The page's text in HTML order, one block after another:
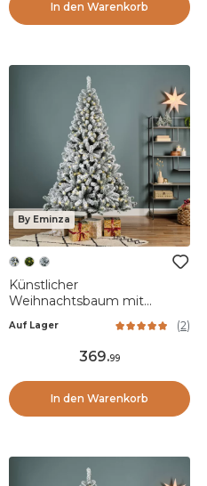
In den Warenkorb
By Eminza
Künstlicher
Weihnachtsbaum mit
Beleuchtung 640 LED H300
cm King Grün verschneit
Auf Lager (2)
369.99
In den Warenkorb